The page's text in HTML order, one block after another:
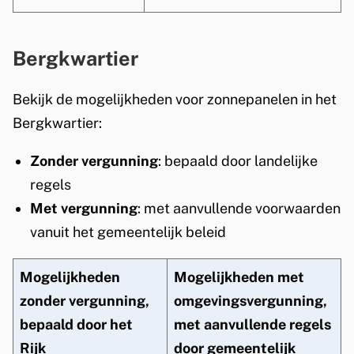
Bergkwartier
Bekijk de mogelijkheden voor zonnepanelen in het
Bergkwartier:
Zonder vergunning: bepaald door landelijke
regels
Met vergunning: met aanvullende voorwaarden
vanuit het gemeentelijk beleid
Mogelijkheden
zonder vergunning,
bepaald door het
Rijk
Mogelijkheden met
omgevingsvergunning,
met aanvullende regels
door gemeentelijk